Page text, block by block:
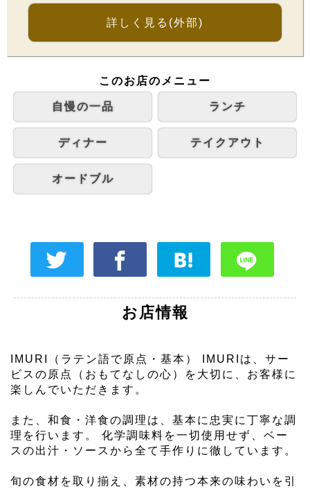
詳しく見る (外部)
このお店のメニュー
自慢の一品 ランチ
ディナー テイクアウト
オードブル
お店情報
IMURI（ラテン語で原点・基本） IMURIは、サー
ビスの原点（おもてなしの心）を大切に、お客様に
楽しんでいただきます。
また、和食・洋食の調理は、基本に忠実に丁寧な調
理を行います。 化学調味料を一切使用せず、ベー
スの出汁・ソースから全て手作りに徹しています。
旬の食材を取り揃え、素材の持つ本来の味わいを引